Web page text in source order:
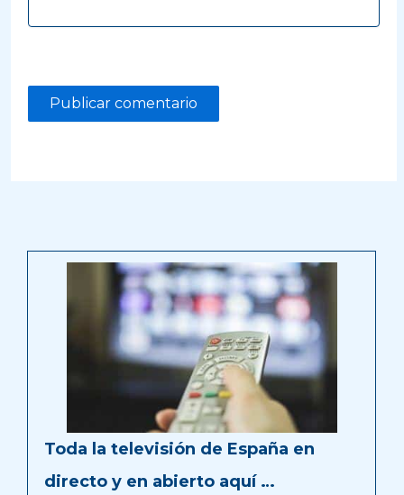
Toda la televisión de España en
directo y en abierto aquí …